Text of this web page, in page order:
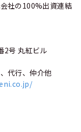
社の100%出資連結
2号 丸紅ビル
代行、仲介他